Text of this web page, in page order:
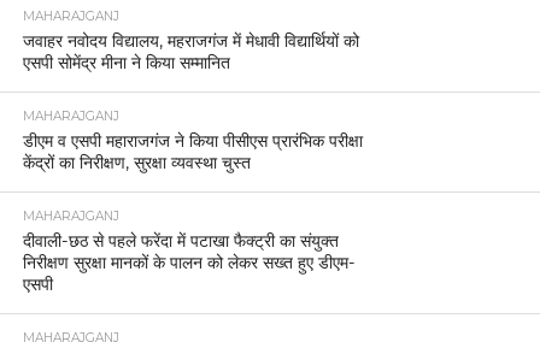
MAHARAJGANJ
जवाहर नवोदय विद्यालय, महराजगंज में मेधावी विद्यार्थियों को
एसपी सोमेंद्र मीना ने किया सम्मानित
MAHARAJGANJ
डीएम व एसपी महाराजगंज ने किया पीसीएस प्रारंभिक परीक्षा
केंद्रों का निरीक्षण, सुरक्षा व्यवस्था चुस्त
MAHARAJGANJ
दीवाली-छठ से पहले फरेंदा में पटाखा फैक्ट्री का संयुक्त
निरीक्षण सुरक्षा मानकों के पालन को लेकर सख्त हुए डीएम-
एसपी
MAHARAJGANJ